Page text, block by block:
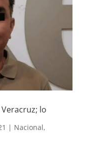
lo
| Nacional,